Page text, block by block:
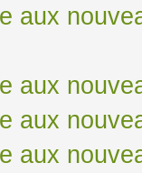
aux
aux
aux
aux